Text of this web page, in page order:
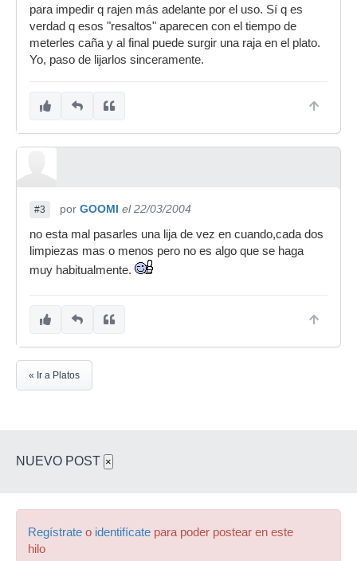
para impedir q rajen más adelante por el uso. Sí q es
verdad q esos "resaltos" aparecen con el tiempo de
meterles caña y al final puede surgir una raja en el plato.
Yo, paso de lijarlos sinceramente.
#3 por GOOMI el 22/03/2004
no esta mal pasarles una lija de vez en cuando,cada dos
limpiezas mas o menos pero no es algo que se haga
muy habitualmente.
« Ir a Platos
NUEVO POST ×
Regístrate o identifícate para poder postear en este
hilo